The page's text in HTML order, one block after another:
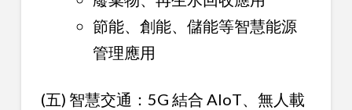
節能、創能、儲能等智慧能源
管理應用
(五) 智慧交通：5G 結合 AIoT、無人載